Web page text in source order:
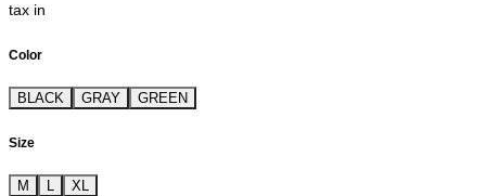
tax in
Color
BLACK GRAY GREEN
Size
M L
XL